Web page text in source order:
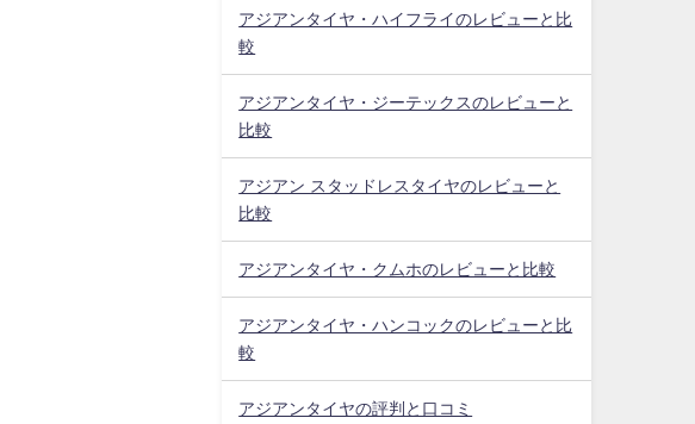
アジアンタイヤ・ハイフライのレビューと比
較
アジアンタイヤ・ジーテックスのレビューと
比較
アジアン スタッドレスタイヤのレビューと
比較
アジアンタイヤ・クムホのレビューと比較
アジアンタイヤ・ハンコックのレビューと比
較
アジアンタイヤの評判と口コミ